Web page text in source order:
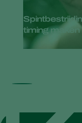
timing maken